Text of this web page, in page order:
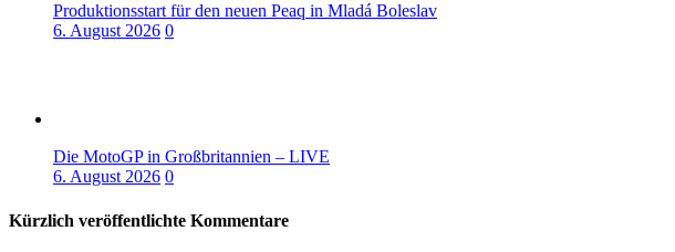
Produktionsstart für den neuen Peaq in Mladá Boleslav
6. August 2026 0
Die MotoGP in Großbritannien – LIVE
6. August 2026 0
Kürzlich veröffentlichte Kommentare